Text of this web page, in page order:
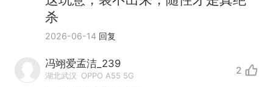
杀
2026-06-14 回复
冯翊爱孟洁_239
湖北武汉 OPPO A55 5G 2